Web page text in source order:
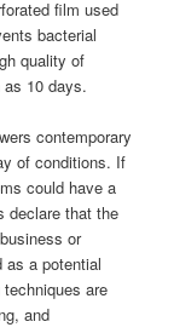
film used
bacterial
quality of
as 10 days.
contemporary
of conditions. If
could have a
declare that the
or
as a potential
are
and